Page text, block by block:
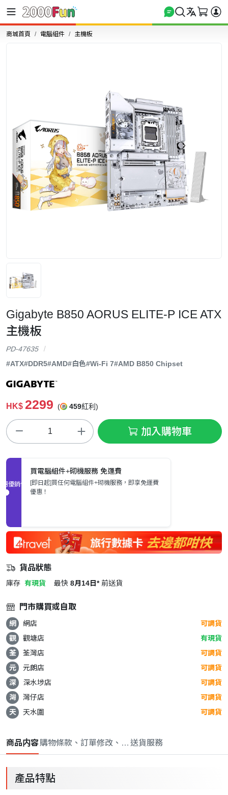
商城首頁 電腦組件 主機板
Gigabyte B850 AORUS ELITE-P ICE ATX
主機板
PD-47635
#ATX#DDR5#AMD#白色#Wi-Fi 7#AMD B850 Chipset
HK$ 2299 ( 459紅利)
加入購物車
促銷優惠
買電腦組件+砌機服務 免運費
[即日起]買任何電腦組件+砌機服務，即享免運費
優惠！
貨品狀態
庫存 有現貨 最快 8月14日* 前送貨
門市購買或自取
網 網店
可調貨
觀
觀塘店
有現貨
荃
荃灣店
可調貨
元
元朗店
可調貨
深
深水埗店
可調貨
灣
灣仔店
可調貨
天
天水圍 可調貨
商品内容購物條款、訂單修改、取消與退款政策
送貨服務
產品特點